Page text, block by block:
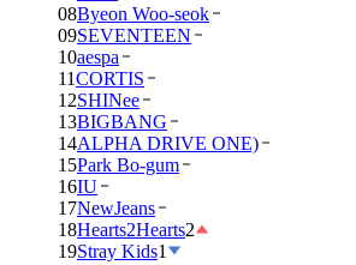
08Byeon Woo-seok
09SEVENTEEN
10aespa
11CORTIS
12SHINee
13BIGBANG
14ALPHA DRIVE ONE)
15Park Bo-gum
16IU
17NewJeans
18Hearts2Hearts2
19Stray Kids1